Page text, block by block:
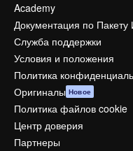
Academy
Документация по Пакету
Служба поддержки
Условия и положения
Политика
Оригиналы Новое
Политика файлов cookie
Центр доверия
Партнеры